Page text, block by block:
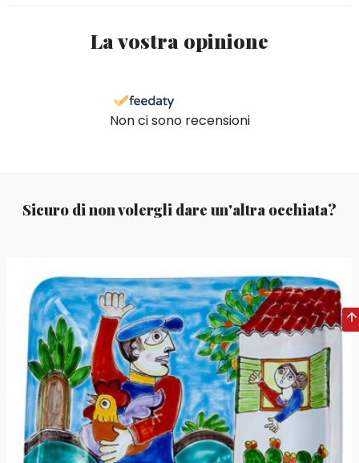
La vostra opinione
Non ci sono recensioni
Sicuro di non volergli dare un'altra occhiata?